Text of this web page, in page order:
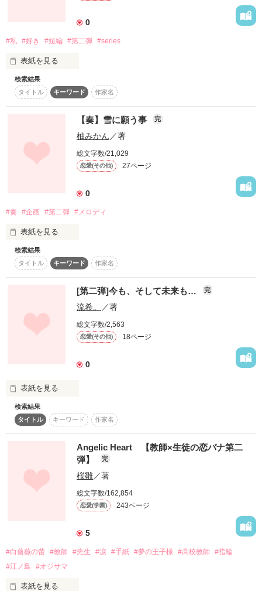
"クールな御曹司は強気な彼女を逃さない"
に登場する冨樫涼太のお話です。
よろしければ、そちらからお読み頂ければ
より一層楽しめると思います。
作品を読む
…s2…s2…s2…s2…s2…
バレンタイン？
そんな日なんか要らないわ！
…好きな人がいなくたって
…s2…s2…s2…s2…s2…
そんな日だからこそ、
…はず。
＊ＴＨＡＮＫＳ＊
優雨葉サマ
執筆終了　2009.2.14
修正完了しました。
作品を読む
0
#私 #好き #短編 #第二弾 #series
表紙を見る
私に感情はいらない
いらないのに
好きになった
￣￣￣￣￣￣￣￣￣￣￣
もちろん語りは
作品を読む
検索結果
タイトル
キーワード 作家名
【奏】雪に願う事 完
柚みかん ／著
総文字数/21,029
恋愛(その他) 27ページ
0
#奏 #企画 #第二弾 #メロディ
表紙を見る
☆★☆★☆★☆
☆★☆★☆★☆
ドキドキする鼓動も
胸を熱くする想いも
高鳴るこの気持ち。
検索結果
タイトル
キーワード 作家名
[第二弾]今も、そして未来も… 完
流希。 ／著
総文字数/2,563
恋愛(その他) 18ページ
0
表紙を見る
企画短編小説
[お題提供:
今も、そして未来も…
(C) 流希
検索結果
タイトル
キーワード 作家名
Angelic Heart 【教師×生徒の恋バナ第二
弾】
完
桜雛／著
総文字数/162,854
恋愛(学園) 243ページ
5
#白薔薇の蕾 #教師 #先生 #涙 #手紙 #夢の王子様 #高校教師 #指輪
#江ノ島
#オジサマ
表紙を見る